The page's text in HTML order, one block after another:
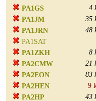
PA1GS
4
PA1JM
35
PA1JRN
48
PA1SAT
PA1ZKH
8
PA2CMW
21
PA2EON
83
PA2HEN
9
PA2HP
43